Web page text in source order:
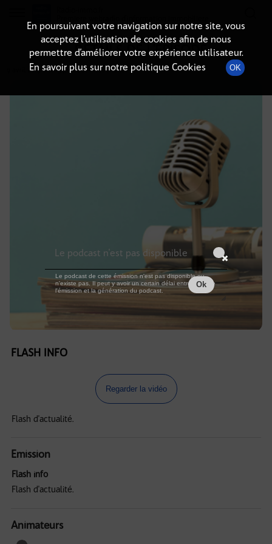
DÉTAILS DE L'ÉPISODE
9 avril 2025 à 10h59, durée : Invalid date
FLASH INFO
Regarder la vidéo
Flash d'actualité.
Emission
Flash info
Flash d'actualité.
Animateurs
En poursuivant votre navigation sur notre site, vous
acceptez l’utilisation de cookies afin de nous
permettre d’améliorer votre expérience utilisateur.
En savoir plus sur notre politique Cookies
OK
Le podcast n'est pas disponible
Le podcast de cette émission n'est pas disponible ou
n'existe pas. Il peut y avoir un certain délai entre la fin de
l'émission et la génération du podcast.
Ok